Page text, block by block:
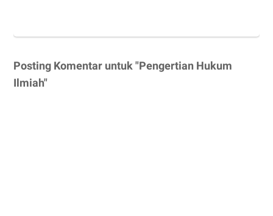
Posting Komentar untuk "Pengertian Hukum
Ilmiah"